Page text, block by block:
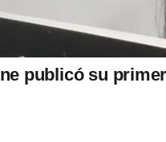
publicó su